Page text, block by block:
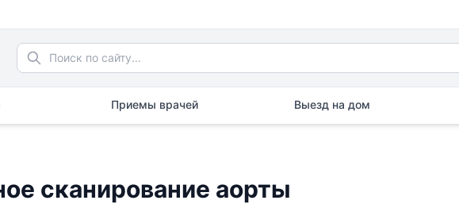
Приемы врачей Выезд на дом
сканирование аорты